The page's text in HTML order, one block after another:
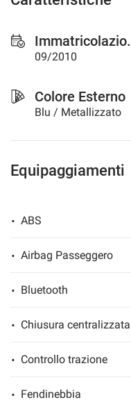
Immatricolazione
09/2010
Colore Esterno
Blu / Metallizzato
Equipaggiamenti
ABS
Airbag Passeggero
Bluetooth
Chiusura centralizzata
Controllo trazione
Fendinebbia
di
tracciamento
alla
cookie
Puoi
e
modificare
scelte
qualsiasi
momento.